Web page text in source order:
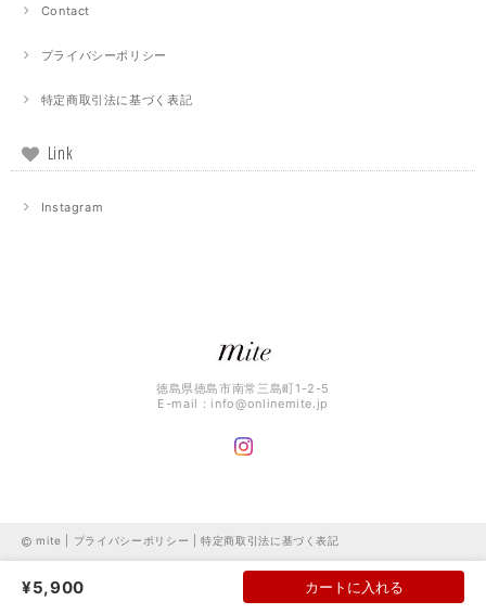
Contact
プライバシーポリシー
特定商取引法に基づく表記
Link
Instagram
徳島県徳島市南常三島町1-2-5
E-mail： info@onlinemite.jp
mite | プライバシーポリシー |特定商取引法に基づく表記
¥5,900 カートに入れる